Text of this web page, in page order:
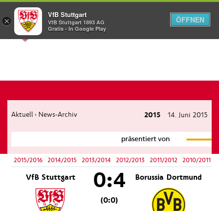
Menü
Aktuell › News-Archiv 2015 14. Juni 2015
2015/2016 2014/2015 2013/2014 2012/2013 2011/2012 2010/2011
VfB Stuttgart Borussia Dortmund
0:4
(0:0)
×
VfB Stuttgart
VfB Stuttgart 1893 AG
Gratis - In Google Play
ÖFFNEN